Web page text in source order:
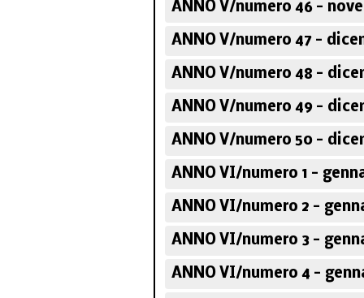
ANNO V/numero 46 -
ANNO V/numero 47 -
ANNO V/numero 48 -
ANNO V/numero 49 -
ANNO V/numero 50 -
ANNO VI/numero 1 -
ANNO VI/numero 2 -
ANNO VI/numero 3 -
ANNO VI/numero 4 -